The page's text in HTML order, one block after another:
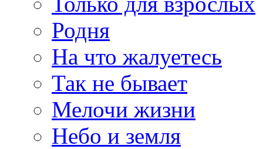
Родня
На что жалуетесь
Так не бывает
Мелочи жизни
Небо и земля